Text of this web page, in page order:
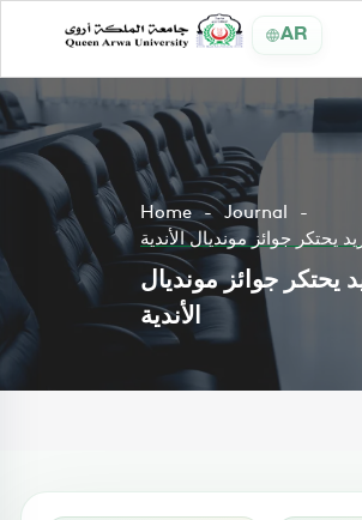
AR
Home
Journal
يحتكر جوائز مونديال الأندية
يحتكر جوائز مونديال
الأندية